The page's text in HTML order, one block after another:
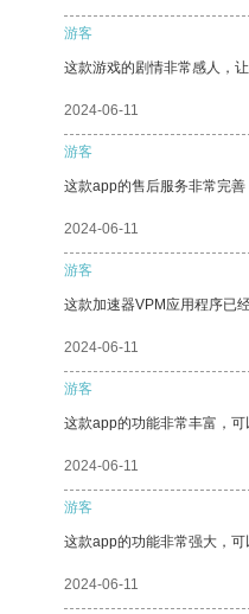
游客
这款游戏的剧情非常感人，让
2024-06-11
游客
这款app的售后服务非常完善
2024-06-11
游客
这款加速器VPM应用程序已
2024-06-11
游客
这款app的功能非常丰富，可
2024-06-11
游客
这款app的功能非常强大，可
2024-06-11